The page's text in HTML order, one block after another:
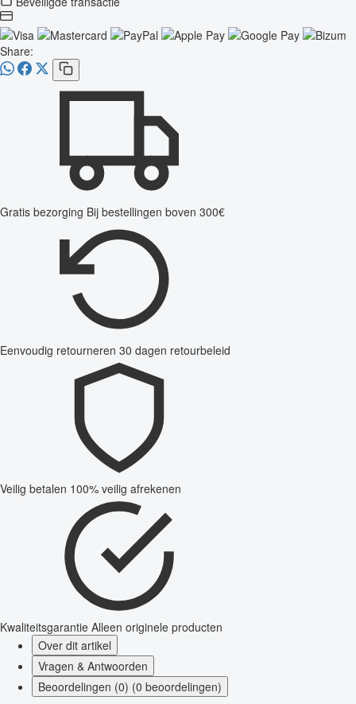
Share:
Gratis bezorging Bij bestellingen boven 300€
Eenvoudig retourneren 30 dagen retourbeleid
Veilig betalen 100% veilig afrekenen
Kwaliteitsgarantie Alleen originele producten
Over dit artikel
Vragen & Antwoorden
Beoordelingen (0) (0 beoordelingen)